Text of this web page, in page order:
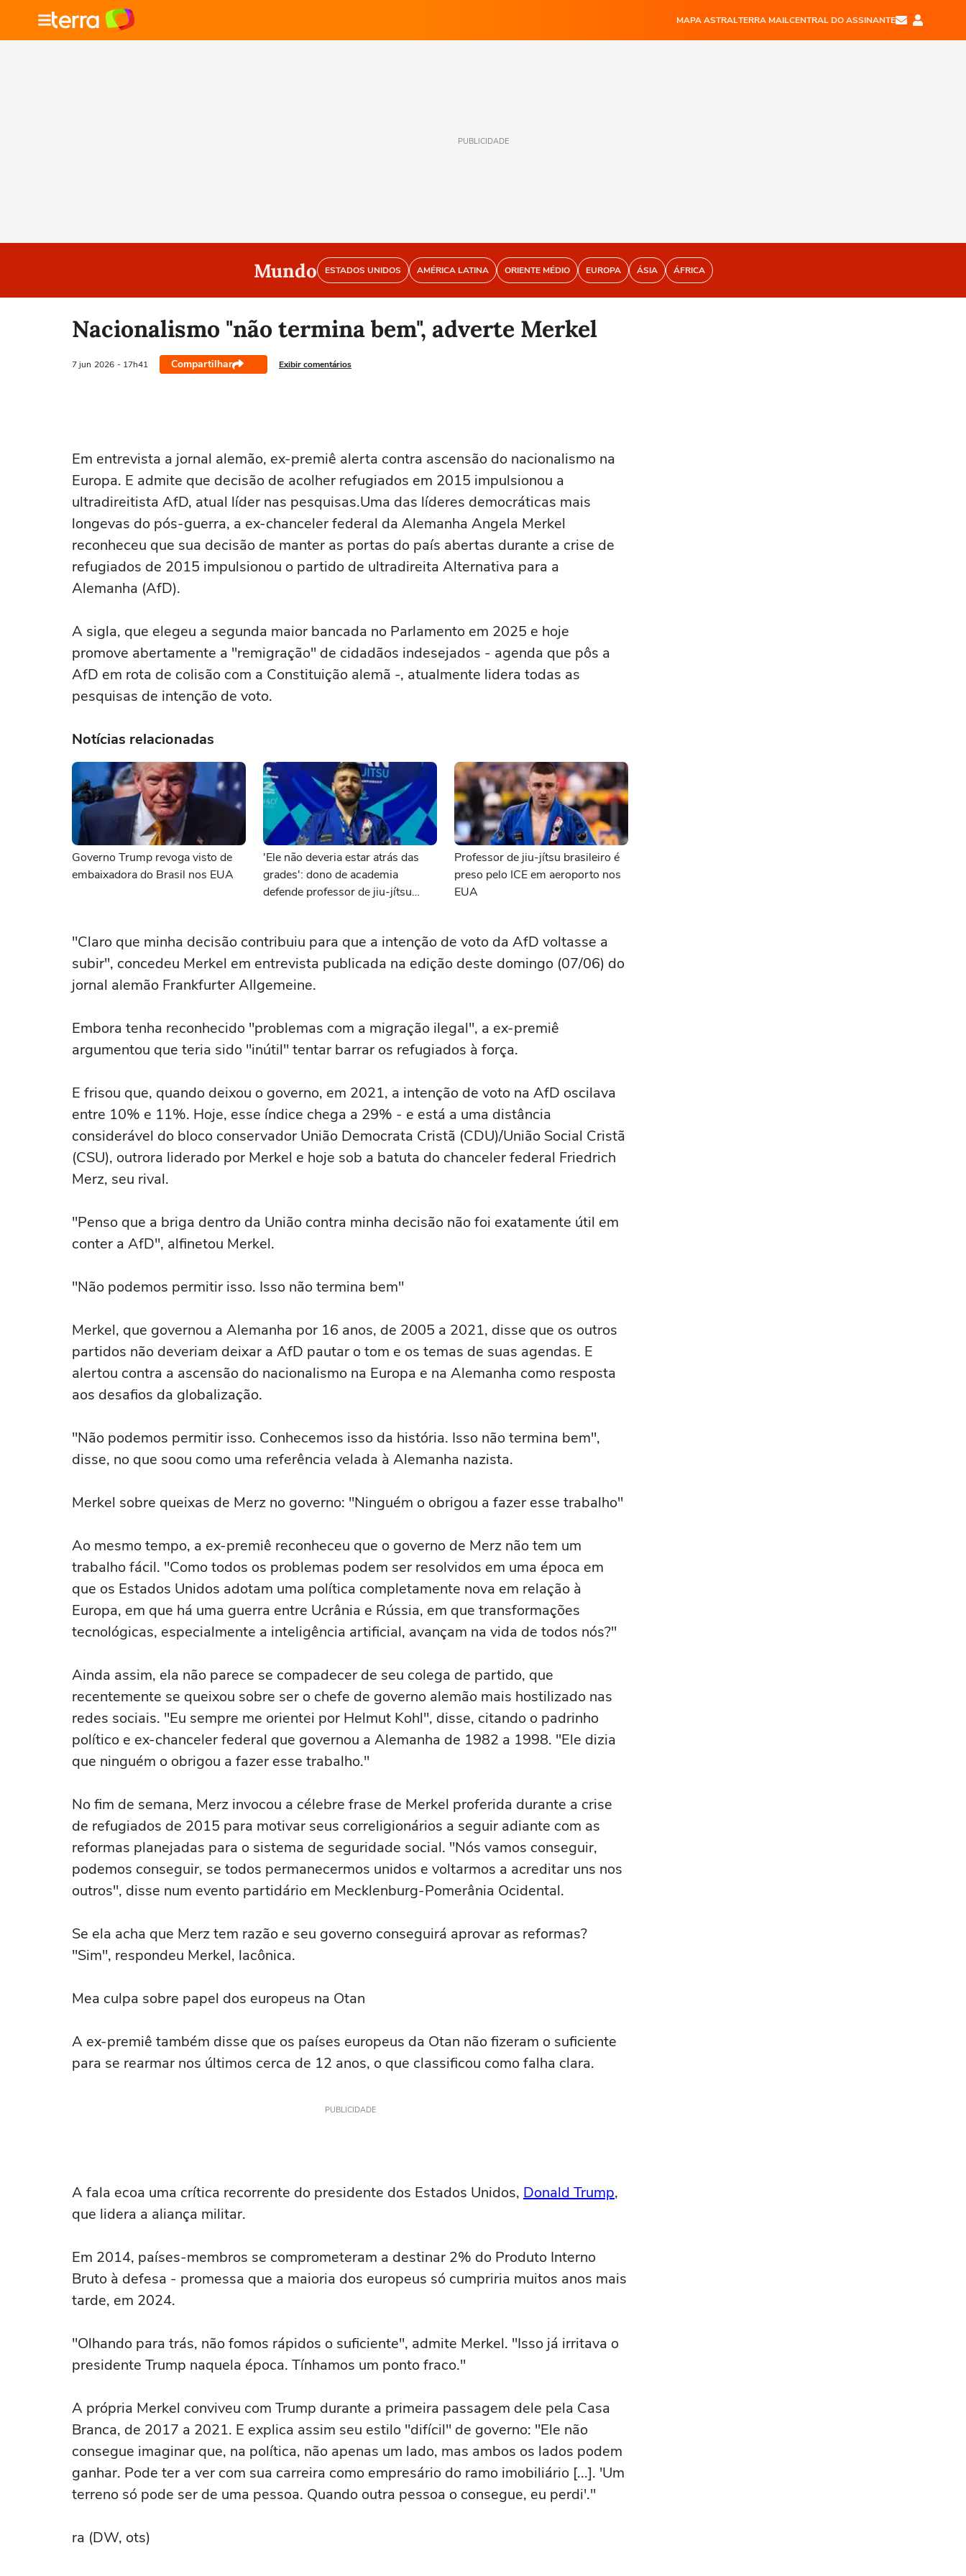
MAPA ASTRALTERRA MAILCENTRAL DO ASSINANTE
PUBLICIDADE
Mundo ESTADOS UNIDOS AMÉRICA LATINA ORIENTE MÉDIO EUROPA ÁSIA ÁFRICA
Nacionalismo "não termina bem", adverte Merkel
7 jun 2026 - 17h41 Compartilhar Exibir comentários
Em entrevista a jornal alemão, ex-premiê alerta contra ascensão do nacionalismo na
Europa. E admite que decisão de acolher refugiados em 2015 impulsionou a
ultradireitista AfD, atual líder nas pesquisas.Uma das líderes democráticas mais
longevas do pós-guerra, a ex-chanceler federal da Alemanha Angela Merkel
reconheceu que sua decisão de manter as portas do país abertas durante a crise de
refugiados de 2015 impulsionou o partido de ultradireita Alternativa para a
Alemanha (AfD).
A sigla, que elegeu a segunda maior bancada no Parlamento em 2025 e hoje
promove abertamente a "remigração" de cidadãos indesejados - agenda que pôs a
AfD em rota de colisão com a Constituição alemã -, atualmente lidera todas as
pesquisas de intenção de voto.
Notícias relacionadas
Governo Trump revoga visto de
embaixadora do Brasil nos EUA
'Ele não deveria estar atrás das
grades': dono de academia
defende professor de jiu-jítsu
Professor de jiu-jítsu brasileiro é
preso pelo ICE em aeroporto nos
EUA
"Claro que minha decisão contribuiu para que a intenção de voto da AfD voltasse a
subir", concedeu Merkel em entrevista publicada na edição deste domingo (07/06) do
jornal alemão Frankfurter Allgemeine.
Embora tenha reconhecido "problemas com a migração ilegal", a ex-premiê
argumentou que teria sido "inútil" tentar barrar os refugiados à força.
E frisou que, quando deixou o governo, em 2021, a intenção de voto na AfD oscilava
entre 10% e 11%. Hoje, esse índice chega a 29% - e está a uma distância
considerável do bloco conservador União Democrata Cristã (CDU)/União Social Cristã
(CSU), outrora liderado por Merkel e hoje sob a batuta do chanceler federal Friedrich
Merz, seu rival.
"Penso que a briga dentro da União contra minha decisão não foi exatamente útil em
conter a AfD", alfinetou Merkel.
"Não podemos permitir isso. Isso não termina bem"
Merkel, que governou a Alemanha por 16 anos, de 2005 a 2021, disse que os outros
partidos não deveriam deixar a AfD pautar o tom e os temas de suas agendas. E
alertou contra a ascensão do nacionalismo na Europa e na Alemanha como resposta
aos desafios da globalização.
"Não podemos permitir isso. Conhecemos isso da história. Isso não termina bem",
disse, no que soou como uma referência velada à Alemanha nazista.
Merkel sobre queixas de Merz no governo: "Ninguém o obrigou a fazer esse trabalho"
Ao mesmo tempo, a ex-premiê reconheceu que o governo de Merz não tem um
trabalho fácil. "Como todos os problemas podem ser resolvidos em uma época em
que os Estados Unidos adotam uma política completamente nova em relação à
Europa, em que há uma guerra entre Ucrânia e Rússia, em que transformações
tecnológicas, especialmente a inteligência artificial, avançam na vida de todos nós?"
Ainda assim, ela não parece se compadecer de seu colega de partido, que
recentemente se queixou sobre ser o chefe de governo alemão mais hostilizado nas
redes sociais. "Eu sempre me orientei por Helmut Kohl", disse, citando o padrinho
político e ex-chanceler federal que governou a Alemanha de 1982 a 1998. "Ele dizia
que ninguém o obrigou a fazer esse trabalho."
No fim de semana, Merz invocou a célebre frase de Merkel proferida durante a crise
de refugiados de 2015 para motivar seus correligionários a seguir adiante com as
reformas planejadas para o sistema de seguridade social. "Nós vamos conseguir,
podemos conseguir, se todos permanecermos unidos e voltarmos a acreditar uns nos
outros", disse num evento partidário em Mecklenburg-Pomerânia Ocidental.
Se ela acha que Merz tem razão e seu governo conseguirá aprovar as reformas?
"Sim", respondeu Merkel, lacônica.
Mea culpa sobre papel dos europeus na Otan
A ex-premiê também disse que os países europeus da Otan não fizeram o suficiente
para se rearmar nos últimos cerca de 12 anos, o que classificou como falha clara.
PUBLICIDADE
A fala ecoa uma crítica recorrente do presidente dos Estados Unidos, Donald Trump,
que lidera a aliança militar.
Em 2014, países-membros se comprometeram a destinar 2% do Produto Interno
Bruto à defesa - promessa que a maioria dos europeus só cumpriria muitos anos mais
tarde, em 2024.
"Olhando para trás, não fomos rápidos o suficiente", admite Merkel. "Isso já irritava o
presidente Trump naquela época. Tínhamos um ponto fraco."
A própria Merkel conviveu com Trump durante a primeira passagem dele pela Casa
Branca, de 2017 a 2021. E explica assim seu estilo "difícil" de governo: "Ele não
consegue imaginar que, na política, não apenas um lado, mas ambos os lados podem
ganhar. Pode ter a ver com sua carreira como empresário do ramo imobiliário [...]. 'Um
terreno só pode ser de uma pessoa. Quando outra pessoa o consegue, eu perdi'."
ra (DW, ots)